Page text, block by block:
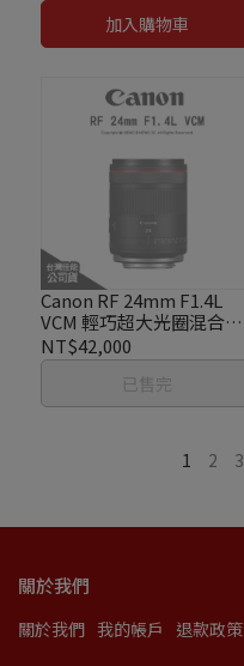
加入購物車
Canon RF 24mm F1.4L
VCM 輕巧超大光圈混合型
廣角L鏡頭 公司貨
NT$42,000
已售完
1 2 3
關於我們
關於我們 我的帳戶 退款政策